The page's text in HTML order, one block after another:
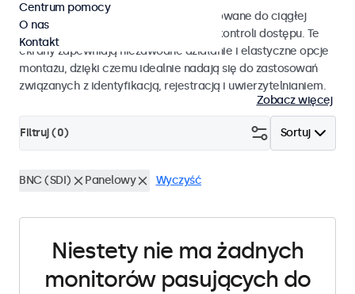
Monitory i ekrany dotykowe zaprojektowane do ciągłej
pracy i płynnej integracji z systemami kontroli dostępu. Te
ekrany zapewniają niezawodne działanie i elastyczne opcje
montażu, dzięki czemu idealnie nadają się do zastosowań
związanych z identyfikacją, rejestracją i uwierzytelnianiem.
Zobacz więcej
Sortuj
Filtruj (0)
BNC (SDI) Panelowy Wyczyść
Niestety nie ma żadnych
monitorów pasujących do
Centrum pomocy
O nas
Kontakt